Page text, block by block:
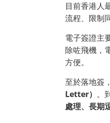
目前香港人
流程、限制
電子簽證主
除咗飛機，
方便。
至於落地簽
Letter） 。
處理、長期